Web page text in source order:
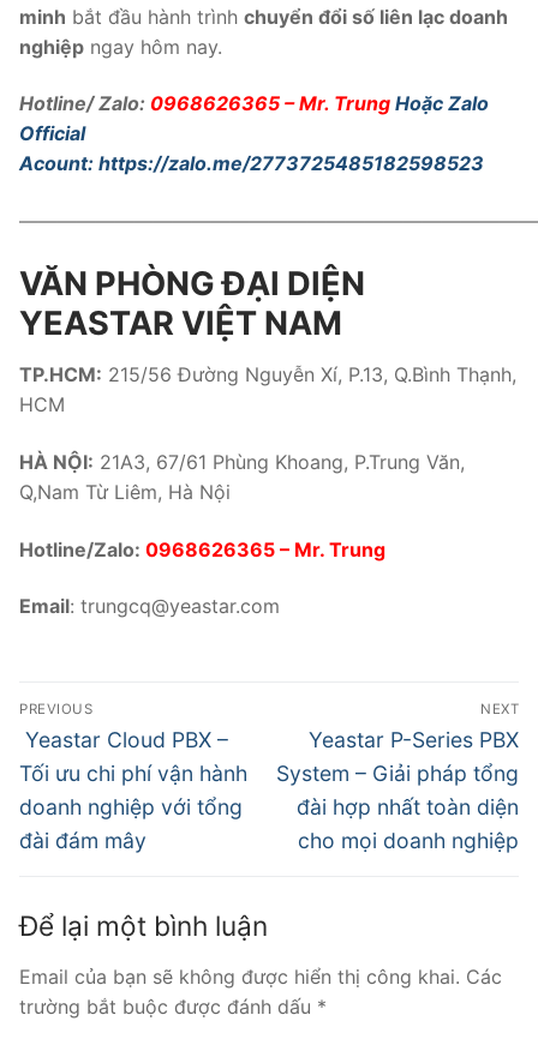
minh bắt đầu hành trình chuyển đổi số liên lạc doanh
nghiệp ngay hôm nay.
Hotline/ Zalo: 0968626365 – Mr. Trung Hoặc Zalo
Official
Acount: https://zalo.me/2773725485182598523
VĂN PHÒNG ĐẠI DIỆN
YEASTAR VIỆT NAM
TP.HCM: 215/56 Đường Nguyễn Xí, P.13, Q.Bình Thạnh,
HCM
HÀ NỘI: 21A3, 67/61 Phùng Khoang, P.Trung Văn,
Q,Nam Từ Liêm, Hà Nội
Hotline/Zalo: 0968626365 – Mr. Trung
Email: trungcq@yeastar.com
PREVIOUS
Yeastar Cloud PBX –
Tối ưu chi phí vận hành
doanh nghiệp với tổng
đài đám mây
NEXT
Yeastar P-Series PBX
System – Giải pháp tổng
đài hợp nhất toàn diện
cho mọi doanh nghiệp
Để lại một bình luận
Email của bạn sẽ không được hiển thị công khai. Các
trường bắt buộc được đánh dấu *